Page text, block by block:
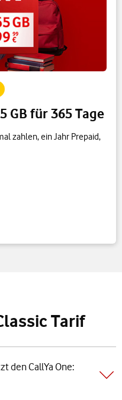
GB für 365 Tage
zahlen, ein Jahr Prepaid,
Tarif
den CallYa One: